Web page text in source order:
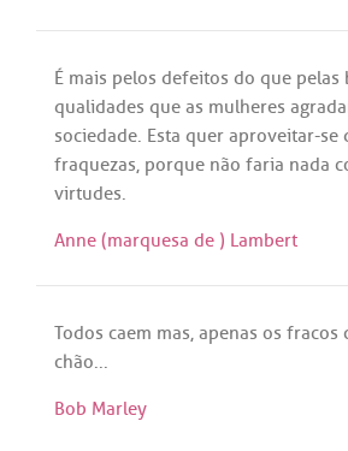
É mais pelos defeitos do que pelas
qualidades que as mulheres
sociedade. Esta quer aproveitar-se
fraquezas, porque não faria nada
virtudes.
Anne (marquesa de ) Lambert
Todos caem mas, apenas os fracos
chão...
Bob Marley